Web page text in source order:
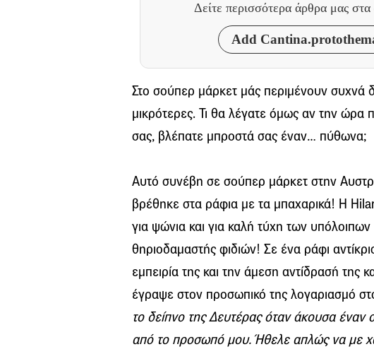
Δείτε περισσότερα άρθρα μας στα
Add
Στο σούπερ μάρκετ μάς περιμένουν συχνά
μικρότερες. Τι θα λέγατε όμως αν την ώρα
σας, βλέπατε μπροστά σας έναν… πύθωνα;
Αυτό συνέβη σε σούπερ μάρκετ στην
βρέθηκε στα ράφια με τα μπαχαρικά! Η
για ψώνια και για καλή τύχη των
θηριοδαμαστής φιδιών! Σε ένα ράφι
εμπειρία της και την άμεση αντίδρασή της
έγραψε στον προσωπικό της λογαριασμό
το δείπνο της Δευτέρας όταν άκουσα έναν
από το προσωπό μου. Ήθελε απλώς να με